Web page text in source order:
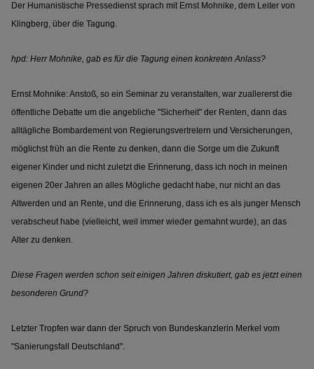
Der Humanistische Pressedienst sprach mit Ernst Mohnike, dem Leiter von
Klingberg, über die Tagung.
hpd: Herr Mohnike, gab es für die Tagung einen konkreten Anlass?
Ernst Mohnike: Anstoß, so ein Seminar zu veranstalten, war zuallererst die
öffentliche Debatte um die angebliche "Sicherheit" der Renten, dann das
alltägliche Bombardement von Regierungsvertretern und Versicherungen,
möglichst früh an die Rente zu denken, dann die Sorge um die Zukunft
eigener Kinder und nicht zuletzt die Erinnerung, dass ich noch in meinen
eigenen 20er Jahren an alles Mögliche gedacht habe, nur nicht an das
Altwerden und an Rente, und die Erinnerung, dass ich es als junger Mensch
verabscheut habe (vielleicht, weil immer wieder gemahnt wurde), an das
Alter zu denken.
Diese Fragen werden schon seit einigen Jahren diskutiert, gab es jetzt einen
besonderen Grund?
Letzter Tropfen war dann der Spruch von Bundeskanzlerin Merkel vom
"Sanierungsfall Deutschland".